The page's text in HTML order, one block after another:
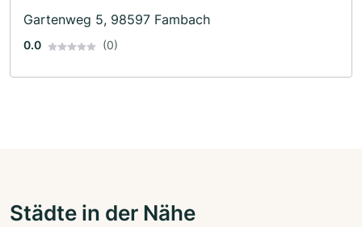
Gartenweg 5, 98597 Fambach
0.0 (0)
Städte in der Nähe